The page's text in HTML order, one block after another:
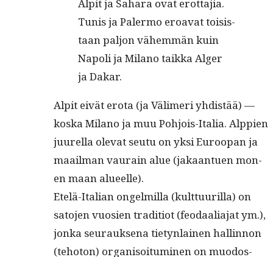
Alpit ja Sahara ovat erot­ta­jia.
Tunis ja Paler­mo eroa­vat toi­sis­
taan paljon vähem­män kuin
Napoli ja Milano taik­ka Alger
ja Dakar.
Alpit eivät ero­ta (ja Välimeri yhdis­tää) —
kos­ka Milano ja muu Pohjois-Italia. Alp­pi­en
juurel­la ole­vat seu­tu on yksi Euroopan ja
maail­man vau­rain alue (jakaantuen mon­
en maan alueelle).
Etelä-Ital­ian ongelmil­la (kult­tuuril­la) on
sato­jen vuosien tra­di­tiot (feo­daali­a­jat ym.),
jon­ka seu­rauk­se­na tietyn­lainen hallinnon
(teho­ton) organ­isoi­tu­mi­nen on muo­dos­